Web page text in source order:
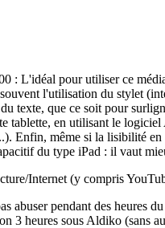
: L'idéal pour utiliser ce
l'utilisation du stylet
texte, que ce soit pour
tablette, en utilisant le
Enfin, même si la lisibilité
du type iPad : il vaut
Internet (y compris
abuser pendant des heures
3 heures sous Aldiko (sans